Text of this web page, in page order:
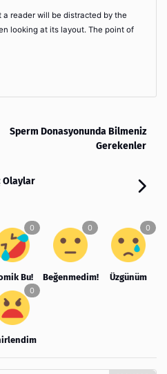
reader will be distracted by the
looking at its layout. The point of
Sperm Donasyonunda Bilmeniz
Gerekenler
Olaylar
Bu! Beğenmedim! Üzgünüm